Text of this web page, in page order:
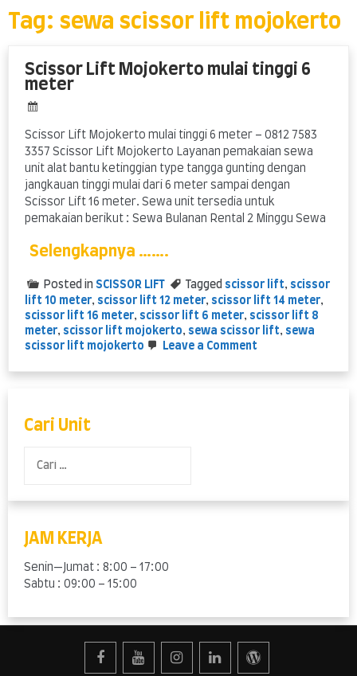
content
Tag: sewa scissor lift mojokerto
Scissor Lift Mojokerto mulai tinggi 6
meter
Scissor Lift Mojokerto mulai tinggi 6 meter – 0812 7583
3357 Scissor Lift Mojokerto Layanan pemakaian sewa
unit alat bantu ketinggian type tangga gunting dengan
jangkauan tinggi mulai dari 6 meter sampai dengan
Scissor Lift 16 meter. Sewa unit tersedia untuk
pemakaian berikut : Sewa Bulanan Rental 2 Minggu Sewa
Selengkapnya …….
Posted in SCISSOR LIFT Tagged scissor lift, scissor
lift 10 meter, scissor lift 12 meter, scissor lift 14 meter,
scissor lift 16 meter, scissor lift 6 meter, scissor lift 8
meter, scissor lift mojokerto, sewa scissor lift, sewa
scissor lift mojokerto
Leave a Commenton
Cari Unit
untuk:
JAM KERJA
Senin—Jumat : 8:00 – 17:00
Sabtu : 09:00 – 15:00